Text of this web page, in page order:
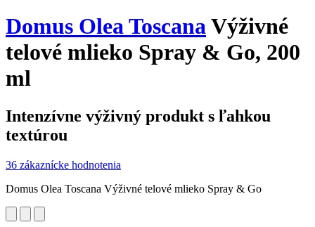
Domus Olea ToscanaVýživné
telové mlieko Spray & Go, 200
ml
Intenzívne výživný produkt s ľahkou
textúrou
36 zákaznícke hodnotenia
Domus Olea Toscana Výživné telové mlieko Spray & Go